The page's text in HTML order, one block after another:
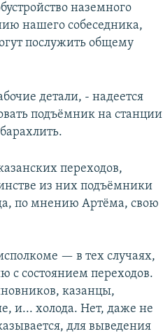
наземного
нашего собеседника,
послужить общему
детали, - надеется
подъёмник на станции
переходов,
из них подъёмники
по мнению Артёма, свою
— в тех случаях,
с состоянием переходов.
казанцы,
и... холода. Нет, даже не
для выведения